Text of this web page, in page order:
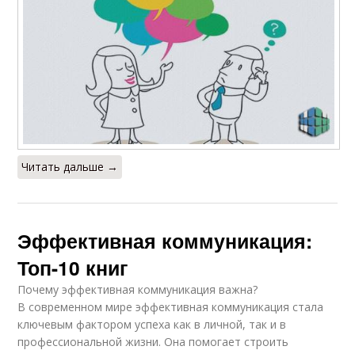
Читать дальше →
Эффективная коммуникация:
Топ-10 книг
Почему эффективная коммуникация важна?
В современном мире эффективная коммуникация стала
ключевым фактором успеха как в личной, так и в
профессиональной жизни. Она помогает строить